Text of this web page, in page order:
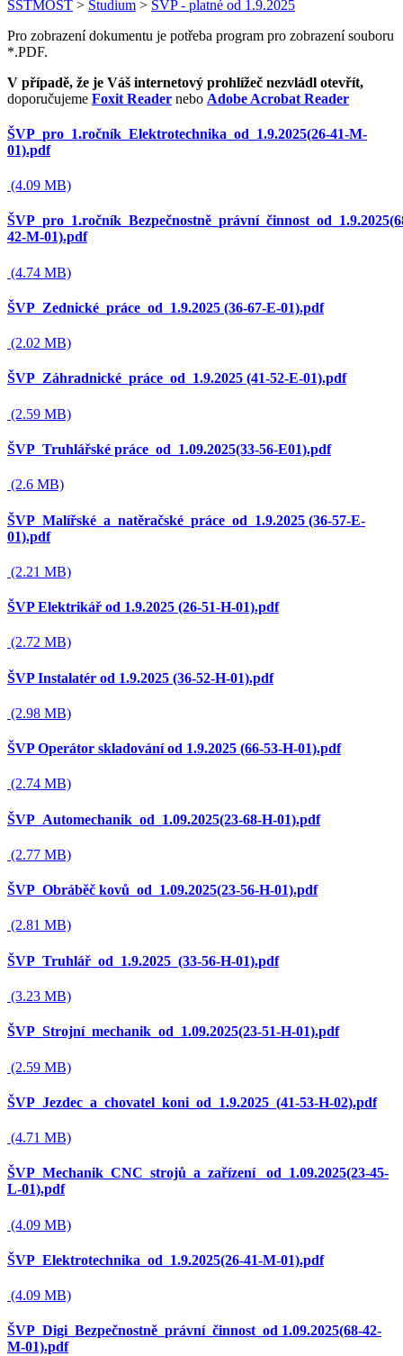
SSTMOST > Studium > ŠVP - platné od 1.9.2025
Pro zobrazení dokumentu je potřeba program pro zobrazení souboru
*.PDF.
V případě, že je Váš internetový prohlížeč nezvládl otevřít,
doporučujeme Foxit Reader nebo Adobe Acrobat Reader
ŠVP_pro_1.ročník_Elektrotechnika_od_1.9.2025(26-41-M-
01).pdf
(4.09 MB)
42-M-01).pdf
(4.74 MB)
ŠVP_Zednické_práce_od_1.9.2025 (36-67-E-01).pdf
(2.02 MB)
ŠVP_Záhradnické_práce_od_1.9.2025 (41-52-E-01).pdf
(2.59 MB)
ŠVP_Truhlářské práce_od_1.09.2025(33-56-E01).pdf
(2.6 MB)
ŠVP_Malířské_a_natěračské_práce_od_1.9.2025 (36-57-E-
01).pdf
(2.21 MB)
ŠVP Elektrikář od 1.9.2025 (26-51-H-01).pdf
(2.72 MB)
ŠVP Instalatér od 1.9.2025 (36-52-H-01).pdf
(2.98 MB)
ŠVP Operátor skladování od 1.9.2025 (66-53-H-01).pdf
(2.74 MB)
ŠVP_Automechanik_od_1.09.2025(23-68-H-01).pdf
(2.77 MB)
ŠVP_Obráběč kovů_od_1.09.2025(23-56-H-01).pdf
(2.81 MB)
ŠVP_Truhlář_od_1.9.2025_(33-56-H-01).pdf
(3.23 MB)
ŠVP_Strojní_mechanik_od_1.09.2025(23-51-H-01).pdf
(2.59 MB)
ŠVP_Jezdec_a_chovatel_koni_od_1.9.2025_(41-53-H-02).pdf
(4.71 MB)
ŠVP_Mechanik_CNC_strojů_a_zařízení_ od_1.09.2025(23-45-
L-01).pdf
(4.09 MB)
ŠVP_Elektrotechnika_od_1.9.2025(26-41-M-01).pdf
(4.09 MB)
ŠVP_Digi_Bezpečnostně_právní_činnost_od 1.09.2025(68-42-
M-01).pdf